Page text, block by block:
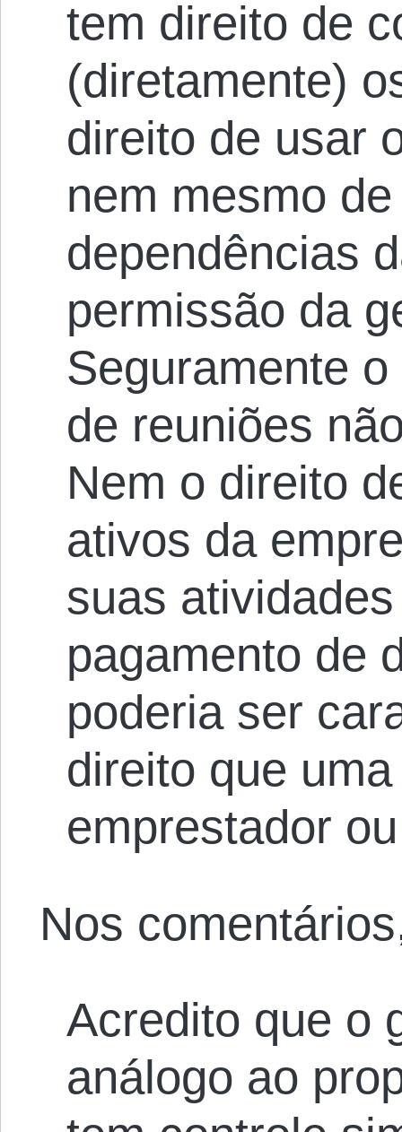
tem direito de
(diretamente)
direito de usar
nem mesmo
dependências
permissão da
Seguramente
de reuniões
Nem o direito
ativos da
suas
pagamento de
poderia ser
direito que
emprestador
Nos
Acredito que o
análogo ao